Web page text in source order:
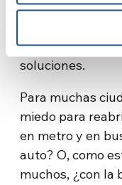
cual estamos
partes algunos
tema para el
soluciones.
Para muchas
miedo para
en metro y en
auto? O, como
muchos, ¿con la